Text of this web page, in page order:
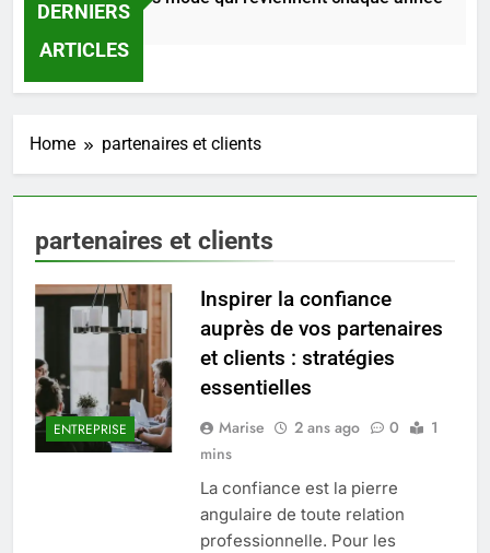
DERNIERS
ARTICLES
2 Jours Ago
Home partenaires et clients
partenaires et clients
ENTREPRISE
Inspirer la confiance
auprès de vos partenaires
et clients : stratégies
essentielles
Marise 2 ans ago 0
1
mins
La confiance est la pierre
angulaire de toute relation
professionnelle. Pour les
5
Infection chronique de l’oreille :
tout ce qu’il faut savoir sur les
saignements
SANTÉ